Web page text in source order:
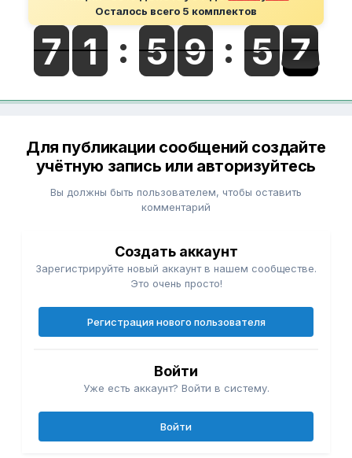
Осталось всего 5 комплектов
Для публикации сообщений создайте
учётную запись или авторизуйтесь
Вы должны быть пользователем, чтобы оставить
комментарий
Создать аккаунт
Зарегистрируйте новый аккаунт в нашем сообществе.
Это очень просто!
Регистрация нового пользователя
Войти
Уже есть аккаунт? Войти в систему.
Войти